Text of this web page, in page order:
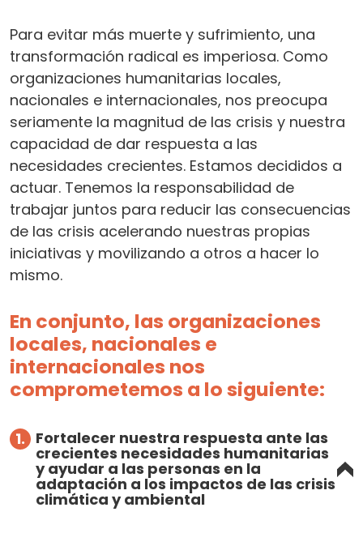
Para evitar más muerte y sufrimiento, una
transformación radical es imperiosa. Como
organizaciones humanitarias locales,
nacionales e internacionales, nos preocupa
seriamente la magnitud de las crisis y nuestra
capacidad de dar respuesta a las
necesidades crecientes. Estamos decididos a
actuar. Tenemos la responsabilidad de
trabajar juntos para reducir las consecuencias
de las crisis acelerando nuestras propias
iniciativas y movilizando a otros a hacer lo
mismo.
En conjunto, las organizaciones
locales, nacionales e
internacionales nos
comprometemos a lo siguiente:
1. Fortalecer nuestra respuesta ante las
crecientes necesidades humanitarias
y ayudar a las personas en la
adaptación a los impactos de las crisis
climática y ambiental